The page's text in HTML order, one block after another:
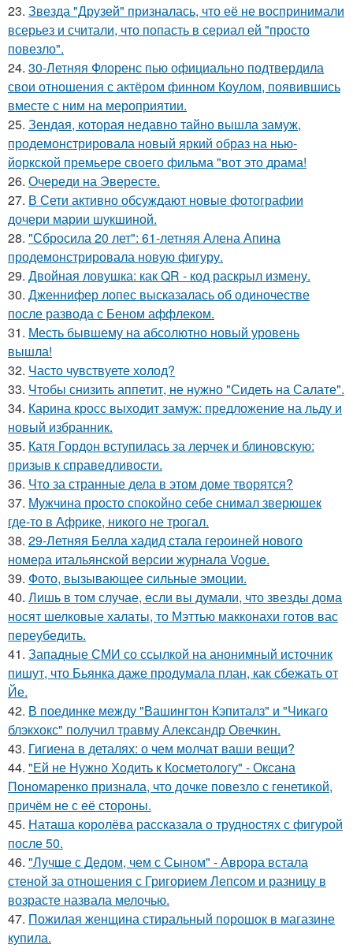
23. Звезда "Друзей" призналась, что её не воспринимали
всерьез и считали, что попасть в сериал ей "просто
повезло".
24. 30-Летняя Флоренс пью официально подтвердила
свои отношения с актёром финном Коулом, появившись
вместе с ним на мероприятии.
25. Зендая, которая недавно тайно вышла замуж,
продемонстрировала новый яркий образ на нью-
йоркской премьере своего фильма "вот это драма!
26. Очереди на Эвересте.
27. В Сети активно обсуждают новые фотографии
дочери марии шукшиной.
28. "Сбросила 20 лет": 61-летняя Алена Апина
продемонстрировала новую фигуру.
29. Двойная ловушка: как QR - код раскрыл измену.
30. Дженнифер лопес высказалась об одиночестве
после развода с Беном аффлеком.
31. Месть бывшему на абсолютно новый уровень
вышла!
32. Часто чувствуете холод?
33. Чтобы снизить аппетит, не нужно "Сидеть на Салате".
34. Карина кросс выходит замуж: предложение на льду и
новый избранник.
35. Катя Гордон вступилась за лерчек и блиновскую:
призыв к справедливости.
36. Что за странные дела в этом доме творятся?
37. Мужчина просто спокойно себе снимал зверюшек
где-то в Африке, никого не трогал.
38. 29-Летняя Белла хадид стала героиней нового
номера итальянской версии журнала Vogue.
39. Фото, вызывающее сильные эмоции.
40. Лишь в том случае, если вы думали, что звезды дома
носят шелковые халаты, то Мэттью макконахи готов вас
переубедить.
41. Западные СМИ со ссылкой на анонимный источник
пишут, что Бьянка даже продумала план, как сбежать от
Йе.
42. В поединке между "Вашингтон Кэпиталз" и "Чикаго
блэкхокс" получил травму Александр Овечкин.
43. Гигиена в деталях: о чем молчат ваши вещи?
44. "Ей не Нужно Ходить к Косметологу" - Оксана
Пономаренко признала, что дочке повезло с генетикой,
причём не с её стороны.
45. Наташа королёва рассказала о трудностях с фигурой
после 50.
46. "Лучше с Дедом, чем с Сыном" - Аврора встала
стеной за отношения с Григорием Лепсом и разницу в
возрасте назвала мелочью.
47. Пожилая женщина стиральный порошок в магазине
купила.